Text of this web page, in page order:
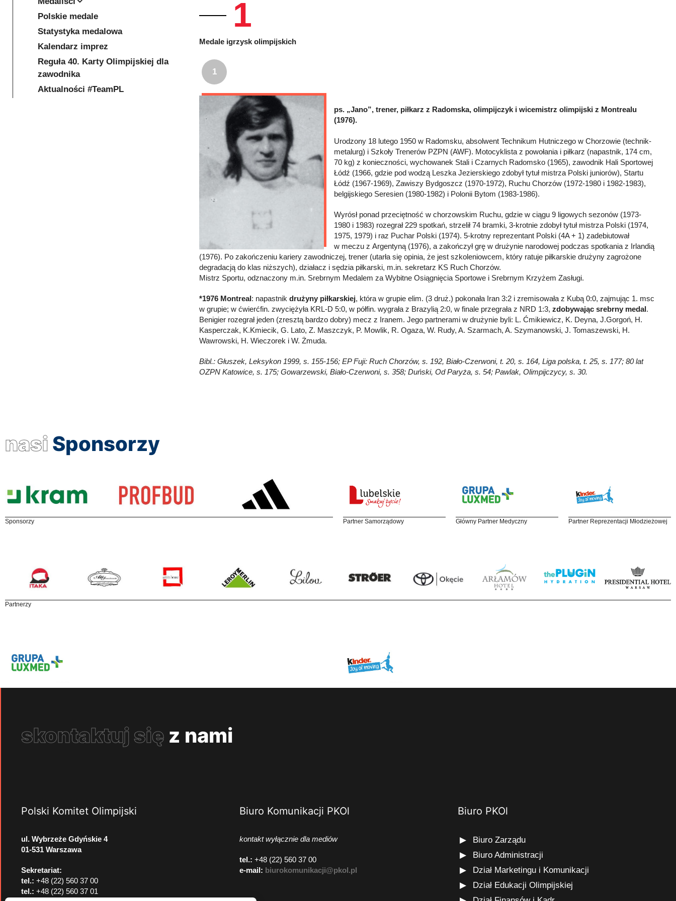
1
Medale igrzysk olimpijskich
1
ps. „Jano”, trener, piłkarz z Radomska, olimpijczyk i wicemistrz olimpijski z Montrealu
(1976).
Urodzony 18 lutego 1950 w Radomsku, absolwent Technikum Hutniczego w Chorzowie (technik-
metalurg) i Szkoły Trenerów PZPN (AWF). Motocyklista z powołania i piłkarz (napastnik, 174 cm,
70 kg) z konieczności, wychowanek Stali i Czarnych Radomsko (1965), zawodnik Hali Sportowej
Łódź (1966, gdzie pod wodzą Leszka Jezierskiego zdobył tytuł mistrza Polski juniorów), Startu
Łódź (1967-1969), Zawiszy Bydgoszcz (1970-1972), Ruchu Chorzów (1972-1980 i 1982-1983),
belgijskiego Seresien (1980-1982) i Polonii Bytom (1983-1986).
Wyrósł ponad przeciętność w chorzowskim Ruchu, gdzie w ciągu 9 ligowych sezonów (1973-
1980 i 1983) rozegrał 229 spotkań, strzelił 74 bramki, 3-krotnie zdobył tytuł mistrza Polski (1974,
1975, 1979) i raz Puchar Polski (1974). 5-krotny reprezentant Polski (4A + 1) zadebiutował
w meczu z Argentyną (1976), a zakończył grę w drużynie narodowej podczas spotkania z Irlandią
(1976). Po zakończeniu kariery zawodniczej, trener (utarła się opinia, że jest szkoleniowcem, który ratuje piłkarskie drużyny zagrożone
degradacją do klas niższych), działacz i sędzia piłkarski, m.in. sekretarz KS Ruch Chorzów.
Mistrz Sportu, odznaczony m.in. Srebrnym Medalem za Wybitne Osiągnięcia Sportowe i Srebrnym Krzyżem Zasługi.
*1976 Montreal: napastnik drużyny piłkarskiej, która w grupie elim. (3 druż.) pokonała Iran 3:2 i zremisowała z Kubą 0:0, zajmując 1. msc
w grupie; w ćwierćfin. zwyciężyła KRL-D 5:0, w półfin. wygrała z Brazylią 2:0, w finale przegrała z NRD 1:3, zdobywając srebrny medal.
Benigier rozegrał jeden (zresztą bardzo dobry) mecz z Iranem. Jego partnerami w drużynie byli: L. Ćmikiewicz, K. Deyna, J.Gorgoń, H.
Kasperczak, K.Kmiecik, G. Lato, Z. Maszczyk, P. Mowlik, R. Ogaza, W. Rudy, A. Szarmach, A. Szymanowski, J. Tomaszewski, H.
Wawrowski, H. Wieczorek i W. Żmuda.
Bibl.: Głuszek, Leksykon 1999, s. 155-156; EP Fuji: Ruch Chorzów, s. 192, Biało-Czerwoni, t. 20, s. 164, Liga polska, t. 25, s. 177; 80 lat
OZPN Katowice, s. 175; Gowarzewski, Biało-Czerwoni, s. 358; Duński, Od Paryża, s. 54; Pawlak, Olimpijczycy, s. 30.
Polskie medale
Statystyka medalowa
Kalendarz imprez
Reguła 40. Karty Olimpijskiej dla
zawodnika
Aktualności #TeamPL
nasi Sponsorzy
Sponsorzy Partner Samorządowy Główny Partner Medyczny Partner Reprezentacji Młodzieżowej
Partnerzy
skontaktuj się z nami
Polski Komitet Olimpijski
ul. Wybrzeże Gdyńskie 4
01-531 Warszawa
Sekretariat:
tel.: +48 (22) 560 37 00
tel.: +48 (22) 560 37 01
Biuro Komunikacji PKOl
kontakt wyłącznie dla mediów
tel.: +48 (22) 560 37 00
e-mail: biurokomunikacji@pkol.pl
Biuro PKOl
Biuro Zarządu
Biuro Administracji
Dział Marketingu i Komunikacji
Dział Edukacji Olimpijskiej